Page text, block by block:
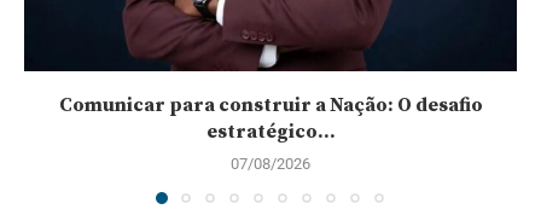
Comunicar para construir a Nação: O desafio
estratégico...
07/08/2026